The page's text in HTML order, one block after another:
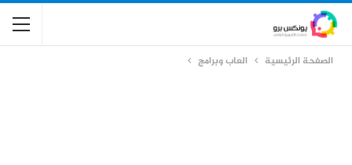
الصفحة الرئيسية العاب وبرامج